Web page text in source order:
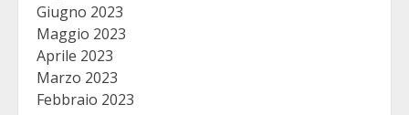
Giugno 2023
Maggio 2023
Aprile 2023
Marzo 2023
Febbraio 2023